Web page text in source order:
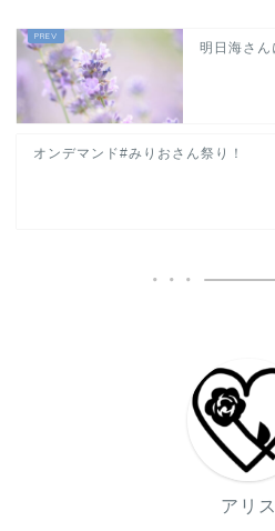
明日海さん
オンデマンド#みりおさん祭り！
アリス